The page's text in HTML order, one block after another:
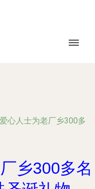
心人士为老厂乡300多
乡300多名